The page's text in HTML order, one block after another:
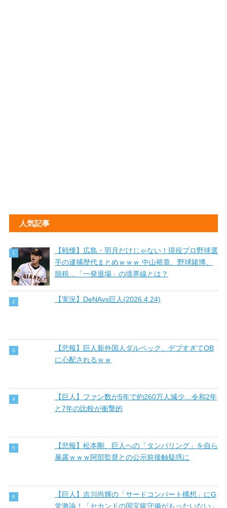
人気記事
【戦慄】広島・羽月だけじゃない！現役プロ野球選
手の逮捕歴代まとめｗｗｗ 中山裕章、野球賭博、
脱税…「一発退場」の境界線とは？
【実況】DeNAvs巨人(2026.4.24)
【悲報】巨人新外国人ダルベック、デブすぎてOB
に心配されるｗｗ
【巨人】ファン数が5年で約260万人減少…令和2年
と7年の比較が衝撃的
【悲報】松本剛、巨人への「タンパリング」を自ら
暴露ｗｗｗ阿部監督との公示前接触疑惑に
【巨人】吉川尚輝の「サードコンバート構想」にG
党激論！「セカンドの国宝級守備がもったいない」